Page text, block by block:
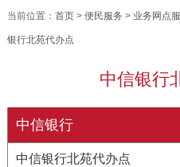
当前位置： 首页> 便民服务 > 业务网点
银行北苑代办点
中信银行
中信银行
中信银行北苑代办点